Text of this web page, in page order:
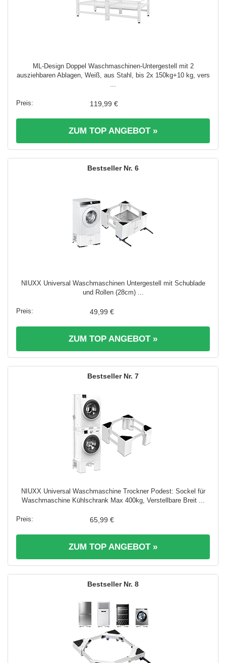
ML-Design Doppel Waschmaschinen-Untergestell mit 2
ausziehbaren Ablagen, Weiß, aus Stahl, bis 2x 150kg+10 kg, vers
119,99 €
ZUM TOP ANGEBOT »
6
NIUXX Universal Waschmaschinen Untergestell mit Schublade
und Rollen (28cm) ...
49,99 €
ZUM TOP ANGEBOT »
7
NIUXX Universal Waschmaschine Trockner Podest: Sockel für
Waschmaschine Kühlschrank Max 400kg, Verstellbare Breit ...
65,99 €
ZUM TOP ANGEBOT »
8